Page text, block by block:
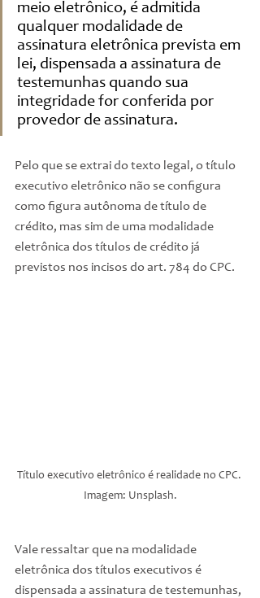
meio eletrônico, é admitida
qualquer modalidade de
assinatura eletrônica prevista em
lei, dispensada a assinatura de
testemunhas quando sua
integridade for conferida por
provedor de assinatura.
Pelo que se extrai do texto legal, o título
executivo eletrônico não se configura
como figura autônoma de título de
crédito, mas sim de uma modalidade
eletrônica dos títulos de crédito já
previstos nos incisos do art. 784 do CPC.
Título executivo eletrônico é realidade no CPC.
Imagem: Unsplash.
Vale ressaltar que na modalidade
eletrônica dos títulos executivos é
dispensada a assinatura de testemunhas,